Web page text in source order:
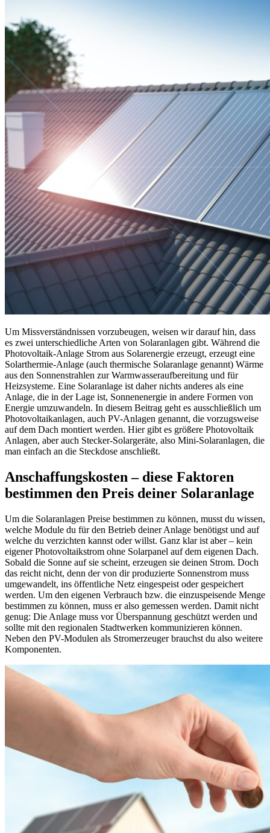
Um Missverständnissen vorzubeugen, weisen wir darauf hin, dass
es zwei unterschiedliche Arten von Solaranlagen gibt. Während die
Photovoltaik-Anlage Strom aus Solarenergie erzeugt, erzeugt eine
Solarthermie-Anlage (auch thermische Solaranlage genannt) Wärme
aus den Sonnenstrahlen zur Warmwasseraufbereitung und für
Heizsysteme. Eine Solaranlage ist daher nichts anderes als eine
Anlage, die in der Lage ist, Sonnenenergie in andere Formen von
Energie umzuwandeln. In diesem Beitrag geht es ausschließlich um
Photovoltaikanlagen, auch PV-Anlagen genannt, die vorzugsweise
auf dem Dach montiert werden. Hier gibt es größere Photovoltaik
Anlagen, aber auch Stecker-Solargeräte, also Mini-Solaranlagen, die
man einfach an die Steckdose anschließt.
Anschaffungskosten – diese Faktoren
bestimmen den Preis deiner Solaranlage​
Um die Solaranlagen Preise bestimmen zu können, musst du wissen,
welche Module du für den Betrieb deiner Anlage benötigst und auf
welche du verzichten kannst oder willst. Ganz klar ist aber – kein
eigener Photovoltaikstrom ohne Solarpanel auf dem eigenen Dach.
Sobald die Sonne auf sie scheint, erzeugen sie deinen Strom. Doch
das reicht nicht, denn der von dir produzierte Sonnenstrom muss
umgewandelt, ins öffentliche Netz eingespeist oder gespeichert
werden. Um den eigenen Verbrauch bzw. die einzuspeisende Menge
bestimmen zu können, muss er also gemessen werden. Damit nicht
genug: Die Anlage muss vor Überspannung geschützt werden und
sollte mit den regionalen Stadtwerken kommunizieren können.
Neben den PV-Modulen als Stromerzeuger brauchst du also weitere
Komponenten.